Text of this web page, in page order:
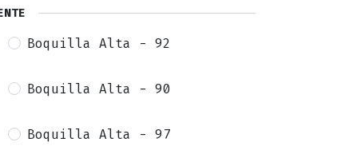
Boquilla Alta - 92
Boquilla Alta - 90
Boquilla Alta - 97